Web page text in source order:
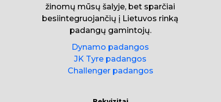
žinomų mūsų šalyje, bet sparčiai
besiintegruojančių į Lietuvos rinką
padangų gamintojų.
Dynamo padangos
JK Tyre padangos
Challenger padangos